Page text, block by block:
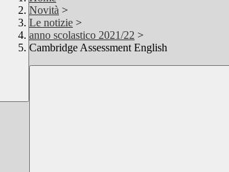
Novità >
Le notizie >
anno scolastico 2021/22 >
Cambridge Assessment English